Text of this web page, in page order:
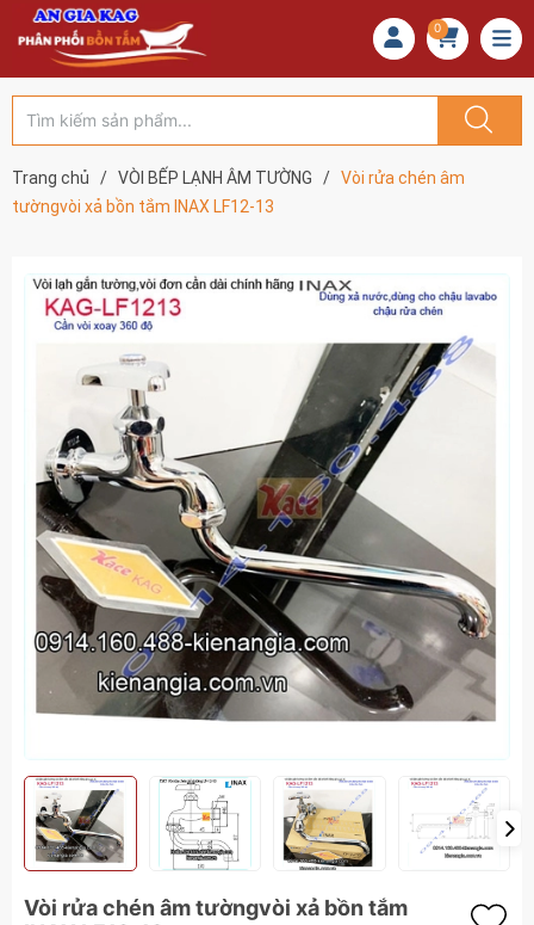
0
Trang chủ / VÒI BẾP LẠNH ÂM TƯỜNG / Vòi rửa chén âm
tườngvòi xả bồn tắm INAX LF12-13
Vòi rửa chén âm tườngvòi xả bồn tắm